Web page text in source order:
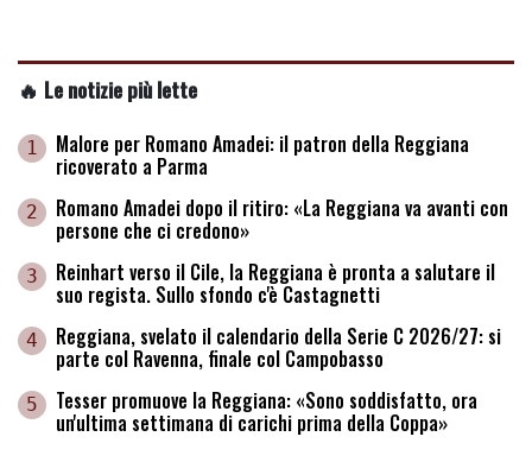
🔥 Le notizie più lette
1 Malore per Romano Amadei: il patron della Reggiana
ricoverato a Parma
2 Romano Amadei dopo il ritiro: «La Reggiana va avanti con
persone che ci credono»
3 Reinhart verso il Cile, la Reggiana è pronta a salutare il
suo regista. Sullo sfondo c'è Castagnetti
4 Reggiana, svelato il calendario della Serie C 2026/27: si
parte col Ravenna, finale col Campobasso
5 Tesser promuove la Reggiana: «Sono soddisfatto, ora
un'ultima settimana di carichi prima della Coppa»